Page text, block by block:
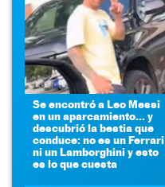
Se encontró a Leo Messi
en un aparcamiento... y
descubrió la bestia que
conduce: no es un Ferrari
ni un Lamborghini y esto
es lo que cuesta